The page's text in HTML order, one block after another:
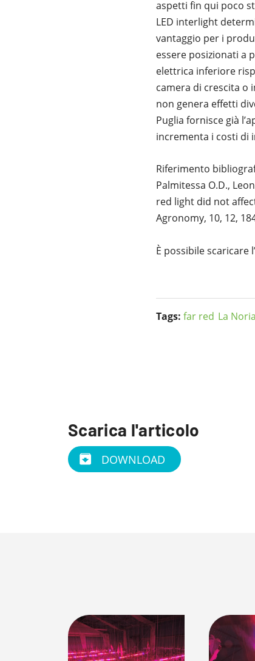
aspetti fin qui poco
LED interlight
vantaggio per i
essere posizionati a
elettrica inferiore
camera di crescita o
non genera effetti
Puglia fornisce già
incrementa i costi di
Riferimento
Palmitessa O.D.,
red light did not
Agronomy, 10, 12,
È possibile scaricare
Tags: far red La Noria
Scarica l'articolo
DOWNLOAD